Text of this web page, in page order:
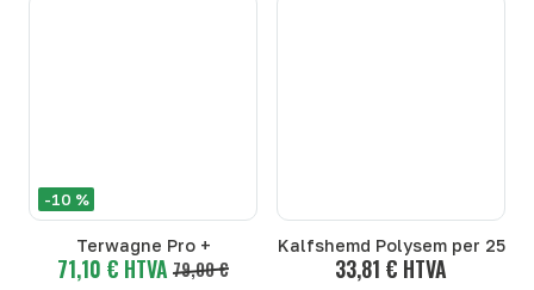
-10 %
Terwagne Pro +
71,10 € HTVA 79,00 €
Kalfshemd Polysem per 25
33,81 € HTVA